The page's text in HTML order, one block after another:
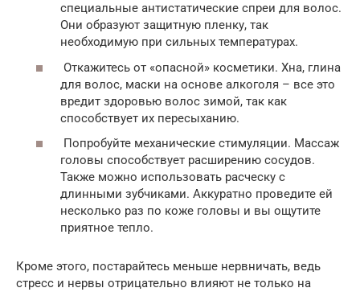
специальные антистатические спреи для волос.
Они образуют защитную пленку, так
необходимую при сильных температурах.
Откажитесь от «опасной» косметики. Хна, глина
для волос, маски на основе алкоголя – все это
вредит здоровью волос зимой, так как
способствует их пересыханию.
Попробуйте механические стимуляции. Массаж
головы способствует расширению сосудов.
Также можно использовать расческу с
длинными зубчиками. Аккуратно проведите ей
несколько раз по коже головы и вы ощутите
приятное тепло.
Кроме этого, постарайтесь меньше нервничать, ведь
стресс и нервы отрицательно влияют не только на